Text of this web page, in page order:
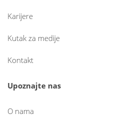
Karijere
Kutak za medije
Kontakt
Upoznajte nas
O nama